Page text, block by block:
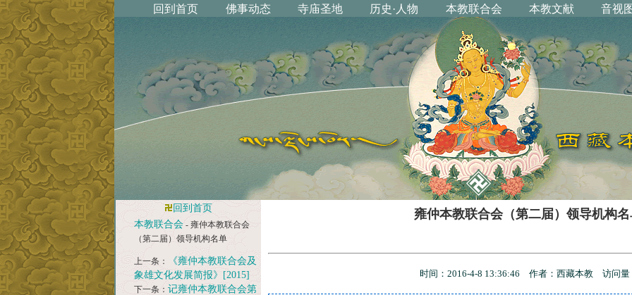
回到首页
本教联合会 - 雍仲本教联合会
（第二届）领导机构名单
上一条：
《雍仲本教联合会及
象雄文化发展简报》[2015]
下一条： 记雍仲本教联合会第
雍仲本教联合会（第二届）领导机构
时间：2016-4-8 13:36:46 作者：西藏本教 访问量